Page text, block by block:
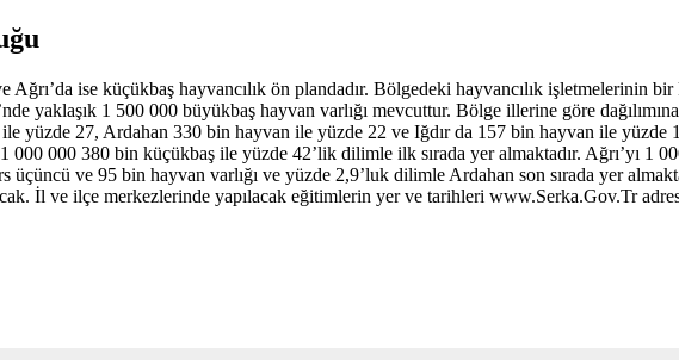
ise küçükbaş hayvancılık ön plandadır. Bölgedeki hayvancılık işletmelerinin bir
yaklaşık 1 500 000 büyükbaş hayvan varlığı mevcuttur. Bölge illerine göre
yüzde 27, Ardahan 330 bin hayvan ile yüzde 22 ve Iğdır da 157 bin hayvan ile
000 000 380 bin küçükbaş ile yüzde 42’lik dilimle ilk sırada yer almaktadır. Ağrı’yı 1
üçüncü ve 95 bin hayvan varlığı ve yüzde 2,9’luk dilimle Ardahan son sırada yer
İl ve ilçe merkezlerinde yapılacak eğitimlerin yer ve tarihleri www.Serka.Gov.Tr